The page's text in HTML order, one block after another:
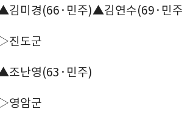
김미경(66·민주)▲김연수(69·민
▷진도군
조난영(63·민주)
▷영암군